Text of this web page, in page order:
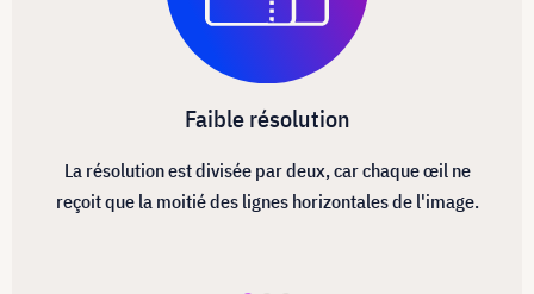
Faible résolution
La résolution est divisée par deux, car chaque œil ne
reçoit que la moitié des lignes horizontales de l'image.